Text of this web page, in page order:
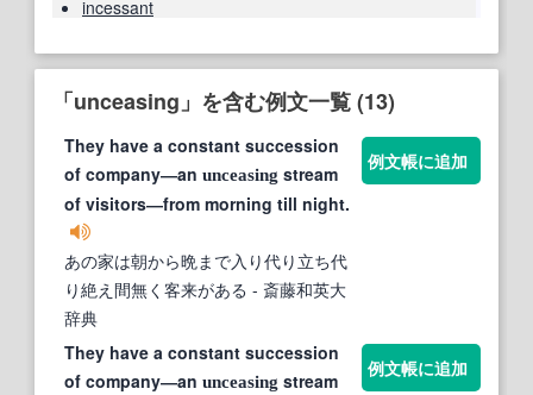
incessant
「unceasing」を含む例文一覧 (13)
They have a constant succession
of company―an unceasing stream
of visitors―from morning till night.
あの家は朝から晩まで入り代り立ち代
り絶え間無く客来がある - 斎藤和英大
辞典
例文帳に追加
They have a constant succession
of company―an unceasing stream
例文帳に追加